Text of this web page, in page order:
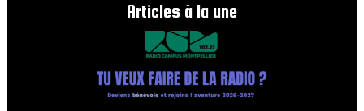
Articles à la une